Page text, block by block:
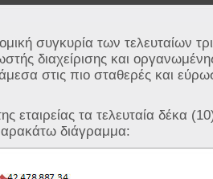
συγκυρία των τελευταίων
διαχείρισης και
στις πιο σταθερές και
εταιρείας τα τελευταία δέκα
διάγραμμα: